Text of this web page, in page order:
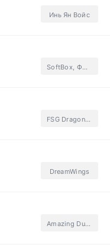
Инь Ян Войс
SoftBox, ФСГ Мания.Subtitles
FSG Dragon Fruit.Subtitles
DreamWings
Amazing Dubbing